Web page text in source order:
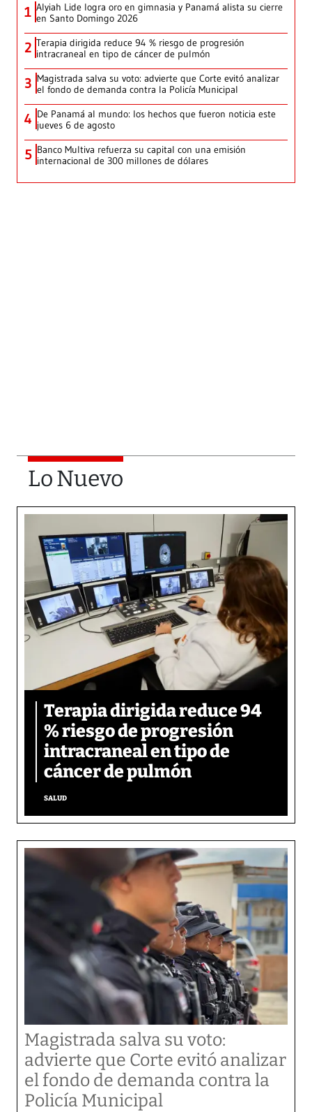
1 Alyiah Lide logra oro en gimnasia y Panamá alista su cierre
en Santo Domingo 2026
2 Terapia dirigida reduce 94 % riesgo de progresión
intracraneal en tipo de cáncer de pulmón
3 Magistrada salva su voto: advierte que Corte evitó analizar
el fondo de demanda contra la Policía Municipal
4 De Panamá al mundo: los hechos que fueron noticia este
jueves 6 de agosto
5 Banco Multiva refuerza su capital con una emisión
internacional de 300 millones de dólares
Lo Nuevo
Terapia dirigida reduce 94
% riesgo de progresión
intracraneal en tipo de
cáncer de pulmón
SALUD
Magistrada salva su voto:
advierte que Corte evitó analizar
el fondo de demanda contra la
Policía Municipal